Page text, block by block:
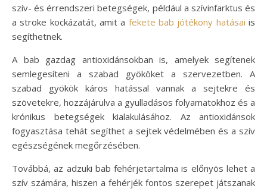
szív- és érrendszeri betegségek, például a szívinfarktus és
a stroke kockázatát, amit a fekete bab jótékony hatásai is
segíthetnek.
A bab gazdag antioxidánsokban is, amelyek segítenek
semlegesíteni a szabad gyököket a szervezetben. A
szabad gyökök káros hatással vannak a sejtekre és
szövetekre, hozzájárulva a gyulladásos folyamatokhoz és a
krónikus betegségek kialakulásához. Az antioxidánsok
fogyasztása tehát segíthet a sejtek védelmében és a szív
egészségének megőrzésében.
Továbbá, az adzuki bab fehérjetartalma is előnyös lehet a
szív számára, hiszen a fehérjék fontos szerepet játszanak